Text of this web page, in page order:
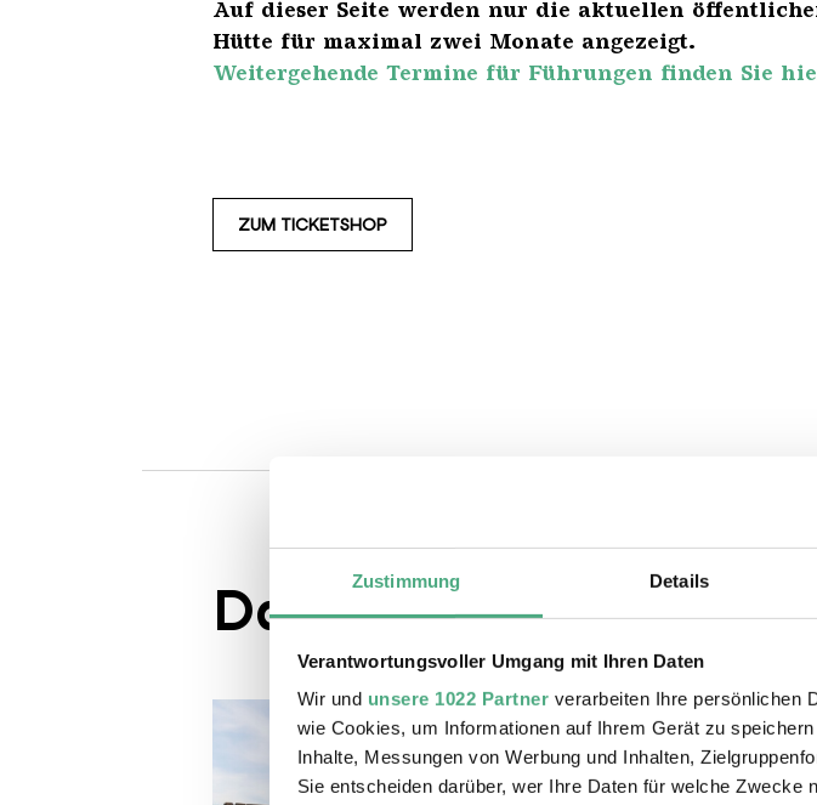
Zustimmung Details
Verantwortungsvoller Umgang mit Ihren Daten
Wir und unsere 1022 Partner verarbeiten Ihre persönlichen
wie Cookies, um Informationen auf Ihrem Gerät zu
Inhalte, Messungen von Werbung und Inhalten,
Sie entscheiden darüber, wer Ihre Daten für welche
Auf dieser Seite werden nur die aktuellen
Hütte für maximal zwei Monate angezeigt.
Weitergehende Termine für Führungen finden Sie
ZUM TICKETSHOP
Das könnte Sie auch